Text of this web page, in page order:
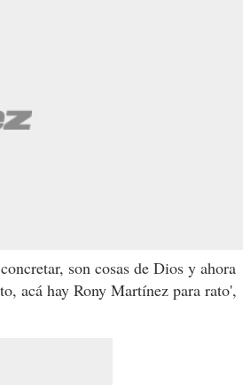
son cosas de Dios y ahora
acá hay Rony Martínez para rato',